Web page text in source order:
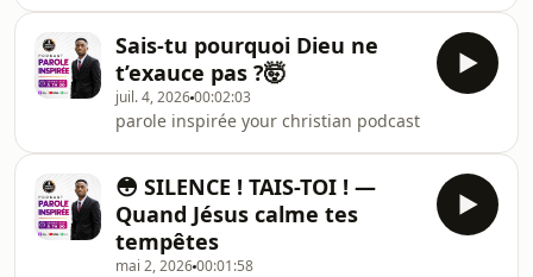
t’es refroidi spirituellement ou si tu
t’es écarté de la vérité, reviens au
Les conseils des hommes peuvent
parfois nous décevoir, mais la Parole
de Dieu ne trompe jamais.Lorsque
Dieu parle, c’est pour te protéger, te
corriger, te relever et te conduire vers
sa volonté parfaite. L’écouter, ce n’est
pas perdre sa liberté, c’est choisir le
Sais-tu pourquoi Dieu ne
t’exauce pas ?🤯
juil. 4, 202600:02:03
parole inspirée your christian podcast
😳 SILENCE ! TAIS-TOI ! —
Quand Jésus calme tes
tempêtes
mai 2, 202600:01:58